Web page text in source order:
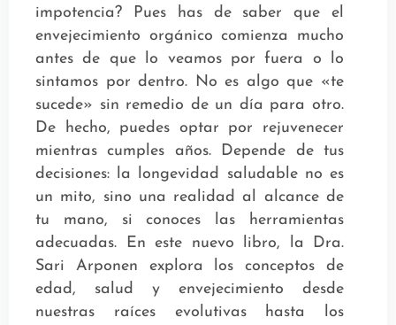
impotencia? Pues has de saber que el
envejecimiento orgánico comienza mucho
antes de que lo veamos por fuera o lo
sintamos por dentro. No es algo que «te
sucede» sin remedio de un día para otro.
De hecho, puedes optar por rejuvenecer
mientras cumples años. Depende de tus
decisiones: la longevidad saludable no es
un mito, sino una realidad al alcance de
tu mano, si conoces las herramientas
adecuadas. En este nuevo libro, la Dra.
Sari Arponen explora los conceptos de
edad, salud y envejecimiento desde
nuestras raíces evolutivas hasta los